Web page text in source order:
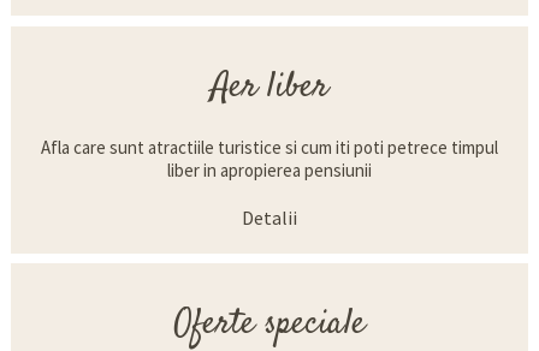
Aer liber
Afla care sunt atractiile turistice si cum iti poti petrece timpul
liber in apropierea pensiunii
Detalii
Oferte speciale